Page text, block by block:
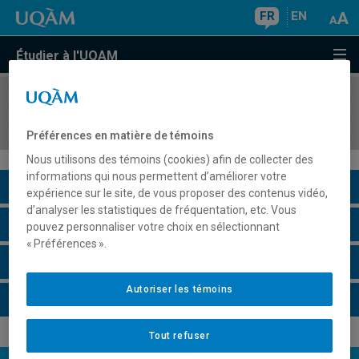
FR EN
Étudier à l'UQAM
COURS//
Description du cours
Horaire - Été 2026
Préférences en matière de témoins
Nous utilisons des témoins (cookies) afin de collecter des
informations qui nous permettent d’améliorer votre
expérience sur le site, de vous proposer des contenus vidéo,
d’analyser les statistiques de fréquentation, etc. Vous
pouvez personnaliser votre choix en sélectionnant
« Préférences ».
Tout refuser
Autoriser les témoins